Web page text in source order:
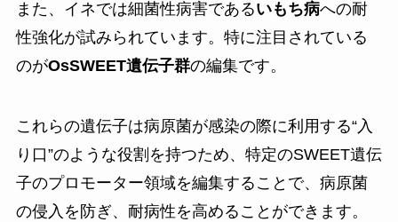
また、イネでは細菌性病害であるいもち病への耐
性強化が試みられています。特に注目されている
のがOsSWEET遺伝子群の編集です。
これらの遺伝子は病原菌が感染の際に利用する“入
り口”のような役割を持つため、特定のSWEET遺伝
子のプロモーター領域を編集することで、病原菌
の侵入を防ぎ、耐病性を高めることができます。